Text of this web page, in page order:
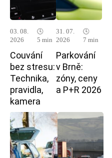
03. 08.
2026
🕓
5 min
Couvání
bez stresu:
Technika,
pravidla,
kamera
31. 07.
2026
🕓
7 min
Parkování
v Brně:
zóny, ceny
a P+R 2026